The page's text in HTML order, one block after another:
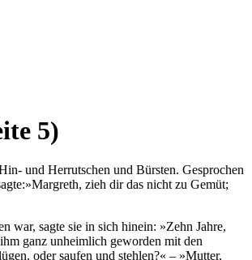
5)
und Herrutschen und Bürsten. Gesprochen
zieh dir das nicht zu Gemüt;
war, sagte sie in sich hinein: »Zehn Jahre,
ganz unheimlich geworden mit den
oder saufen und stehlen?« – »Mutter,